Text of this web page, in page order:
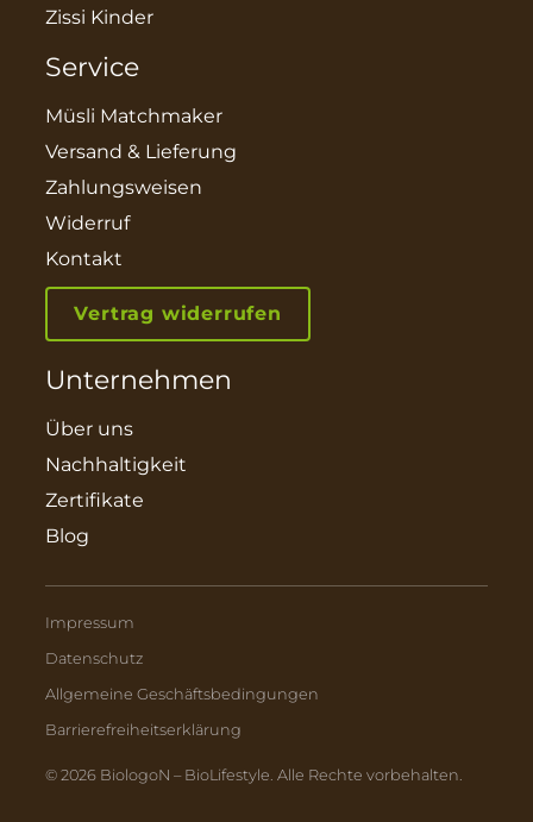
Zissi Kinder
Service
Müsli Matchmaker
Versand & Lieferung
Zahlungsweisen
Widerruf
Kontakt
Vertrag widerrufen
Unternehmen
Über uns
Nachhaltigkeit
Zertifikate
Blog
Impressum
Datenschutz
Allgemeine Geschäftsbedingungen
Barrierefreiheitserklärung
© 2026 BiologoN – BioLifestyle. Alle Rechte vorbehalten.